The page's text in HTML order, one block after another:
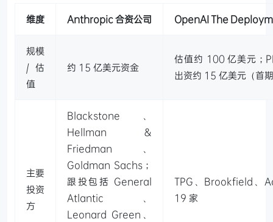
维度 Anthropic 合资公司 OpenAI The
规模
/ 估
值
约 15 亿美元资金
估值约 100 亿美元；
出资约 15 亿美元（首
主要
投资
方
Blackstone、
Hellman &
Friedman、
Goldman Sachs；
跟投包括 General
Atlantic、
Leonard Green、
TPG、Brookfield、
19 家